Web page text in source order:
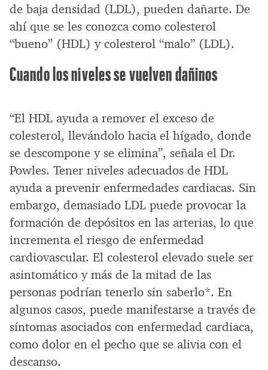
de baja densidad (LDL), pueden dañarte. De
ahí que se les conozca como colesterol
“bueno” (HDL) y colesterol “malo” (LDL).
Cuando los niveles se vuelven dañinos
“El HDL ayuda a remover el exceso de
colesterol, llevándolo hacia el hígado, donde
se descompone y se elimina”, señala el Dr.
Powles. Tener niveles adecuados de HDL
ayuda a prevenir enfermedades cardiacas. Sin
embargo, demasiado LDL puede provocar la
formación de depósitos en las arterias, lo que
incrementa el riesgo de enfermedad
cardiovascular. El colesterol elevado suele ser
asintomático y más de la mitad de las
personas podrían tenerlo sin saberlo*. En
algunos casos, puede manifestarse a través de
síntomas asociados con enfermedad cardiaca,
como dolor en el pecho que se alivia con el
descanso.